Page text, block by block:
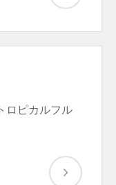
ロピカルフル